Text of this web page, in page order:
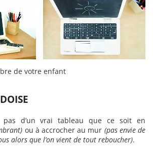
pas d’un vrai tableau que ce soit en
ou à accrocher au mur (pas envie de
alors que l’on vient de tout reboucher).